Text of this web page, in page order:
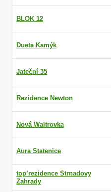
BLOK 12
Dueta Kamýk
Jateční 35
Rezidence Newton
Nová Waltrovka
Aura Statenice
top’rezidence Strnadovy
Zahrady